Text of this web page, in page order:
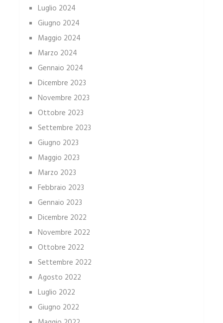
Luglio 2024
Giugno 2024
Maggio 2024
Marzo 2024
Gennaio 2024
Dicembre 2023
Novembre 2023
Ottobre 2023
Settembre 2023
Giugno 2023
Maggio 2023
Marzo 2023
Febbraio 2023
Gennaio 2023
Dicembre 2022
Novembre 2022
Ottobre 2022
Settembre 2022
Agosto 2022
Luglio 2022
Giugno 2022